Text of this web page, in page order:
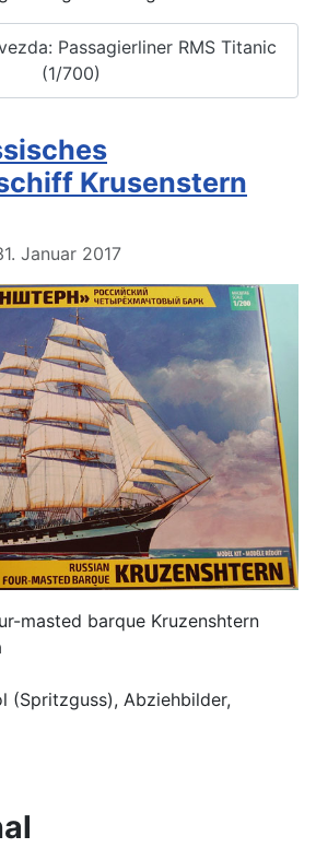
Passagierliner RMS Titanic
(1/700)
Krusenstern
Januar 2017
masted barque Kruzenshtern
(Spritzguss), Abziehbilder,